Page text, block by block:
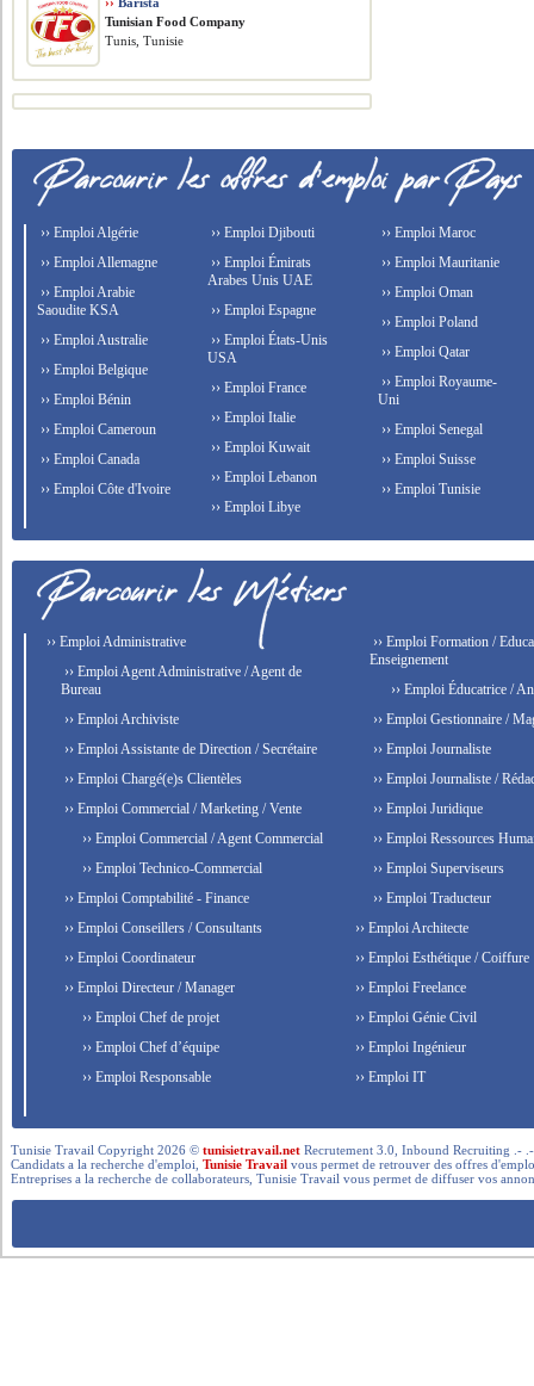
Tunisian Food Company
Tunis, Tunisie
›› Emploi Algérie
›› Emploi Allemagne
›› Emploi Arabie
Saoudite KSA
›› Emploi Australie
›› Emploi Belgique
›› Emploi Bénin
›› Emploi Cameroun
›› Emploi Canada
›› Emploi Côte d'Ivoire
›› Emploi Djibouti
›› Emploi Émirats
Arabes Unis UAE
›› Emploi Espagne
›› Emploi États-Unis
USA
›› Emploi France
›› Emploi Italie
›› Emploi Kuwait
›› Emploi Lebanon
›› Emploi Libye
›› Emploi Maroc
›› Emploi Mauritanie
›› Emploi Oman
›› Emploi Poland
›› Emploi Qatar
›› Emploi Royaume-
Uni
›› Emploi Senegal
›› Emploi Suisse
›› Emploi Tunisie
›› Emploi Administrative
›› Emploi Agent Administrative / Agent de
Bureau
›› Emploi Archiviste
›› Emploi Assistante de Direction / Secrétaire
›› Emploi Chargé(e)s Clientèles
›› Emploi Commercial / Marketing / Vente
›› Emploi Commercial / Agent Commercial
›› Emploi Technico-Commercial
›› Emploi Comptabilité - Finance
›› Emploi Conseillers / Consultants
›› Emploi Coordinateur
›› Emploi Directeur / Manager
›› Emploi Chef de projet
›› Emploi Chef d’équipe
›› Emploi Responsable
›› Emploi Formation /
Enseignement
›› Emploi Éducatrice /
›› Emploi Gestionnaire /
›› Emploi Journaliste
›› Emploi Journaliste /
›› Emploi Juridique
›› Emploi Ressources
›› Emploi Superviseurs
›› Emploi Traducteur
›› Emploi Architecte
›› Emploi Esthétique / Coiffure
›› Emploi Freelance
›› Emploi Génie Civil
›› Emploi Ingénieur
›› Emploi IT
Tunisie Travail Copyright 2026 ©tunisietravail.net Recrutement 3.0, Inbound Recruiting .-
Candidats a la recherche d'emploi,Tunisie Travail vous permet de retrouver des offres
Entreprises a la recherche de collaborateurs, Tunisie Travail vous permet de diffuser vos